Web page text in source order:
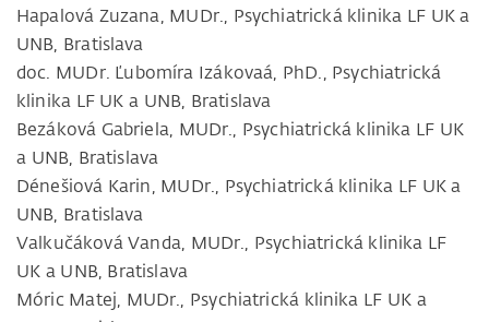
Hapalová Zuzana, MUDr., Psychiatrická klinika LF UK a
UNB, Bratislava
doc. MUDr. Ľubomíra Izákovaá, PhD., Psychiatrická
klinika LF UK a UNB, Bratislava
Bezáková Gabriela, MUDr., Psychiatrická klinika LF UK
a UNB, Bratislava
Dénešiová Karin, MUDr., Psychiatrická klinika LF UK a
UNB, Bratislava
Valkučáková Vanda, MUDr., Psychiatrická klinika LF
UK a UNB, Bratislava
Móric Matej, MUDr., Psychiatrická klinika LF UK a